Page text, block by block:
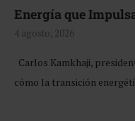
Energía que
4 agosto, 2026
Carlos Kamkhaji,
cómo la transición